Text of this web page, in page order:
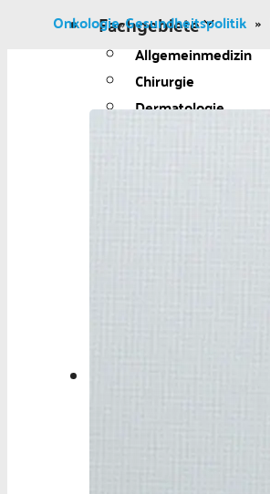
Fachgebiete
Allgemeinmedizin
Chirurgie
Dermatologie
Onkologie»Gesundheitspolitik »